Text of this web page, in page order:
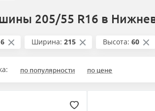
205/55 R16 в
Ширина: 215 Высота: 60
по популярности по цене